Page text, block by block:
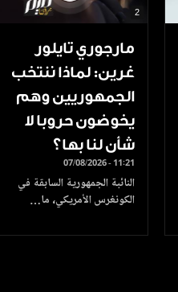
2
مارجوري تايلور
غرين: لماذا ننتخب
الجمهوريين وهم
يخوضون حروبا لا
شأن لنا بها؟
07/08/2026 - 11:21
النائبة الجمهورية السابقة في
الكونغرس الأمريكي، ما…